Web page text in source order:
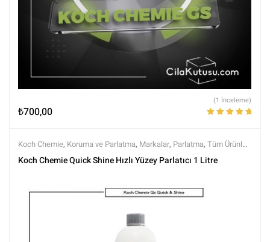
₺700,00
(1 İnceleme)
Koch Chemie, Koruma ve Parlatma, Markalar, Parlatma, Tüm Ürünler
Tüm Ürünler
Koch Chemie Quick Shine Hızlı Yüzey Parlatıcı 1 Litre